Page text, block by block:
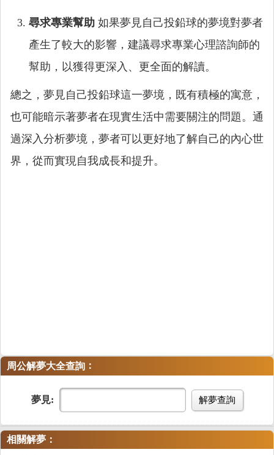
尋求專業幫助 如果夢見自己投鉛球的夢境對夢者
產生了較大的影響，建議尋求專業心理諮詢師的
幫助，以獲得更深入、更全面的解讀。
總之，夢見自己投鉛球這一夢境，既有積極的寓意，
也可能暗示著夢者在現實生活中需要關注的問題。通
過深入分析夢境，夢者可以更好地了解自己的內心世
界，從而實現自我成長和提升。
周公解夢大全查詢 ：
夢見: 解夢查詢
相關解夢：